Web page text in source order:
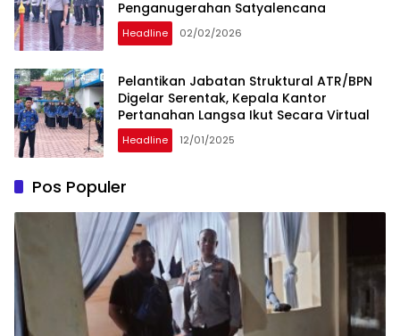
Penganugerahan Satyalencana
Headline 02/02/2026
Pelantikan Jabatan Struktural ATR/BPN
Digelar Serentak, Kepala Kantor
Pertanahan Langsa Ikut Secara Virtual
Headline 12/01/2025
Pos Populer